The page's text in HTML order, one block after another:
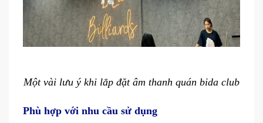
Một vài lưu ý khi lắp đặt âm thanh quán bida club
Phù hợp với nhu cầu sử dụng